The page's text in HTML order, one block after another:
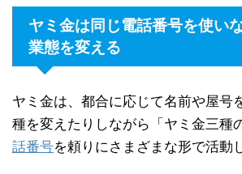
ヤミ金は同じ電話番号を使い
業態を変える
ヤミ金は、都合に応じて名前や屋号
種を変えたりしながら「ヤミ金三種
話番号を頼りにさまざまな形で活動